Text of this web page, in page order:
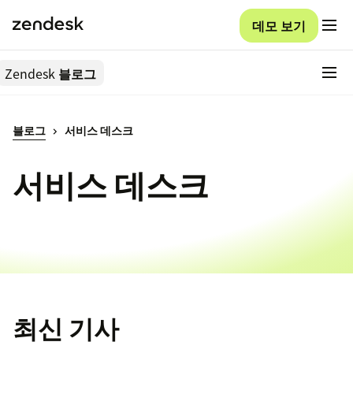
데모 보기
Zendesk 블로그
블로그 서비스 데스크
서비스 데스크
최신 기사